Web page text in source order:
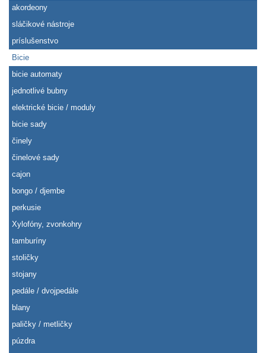
akordeony
sláčikové nástroje
príslušenstvo
Bicie
bicie automaty
jednotlivé bubny
elektrické bicie / moduly
bicie sady
činely
činelové sady
cajon
bongo / djembe
perkusie
Xylofóny, zvonkohry
tamburíny
stoličky
stojany
pedále / dvojpedále
blany
paličky / metličky
púzdra